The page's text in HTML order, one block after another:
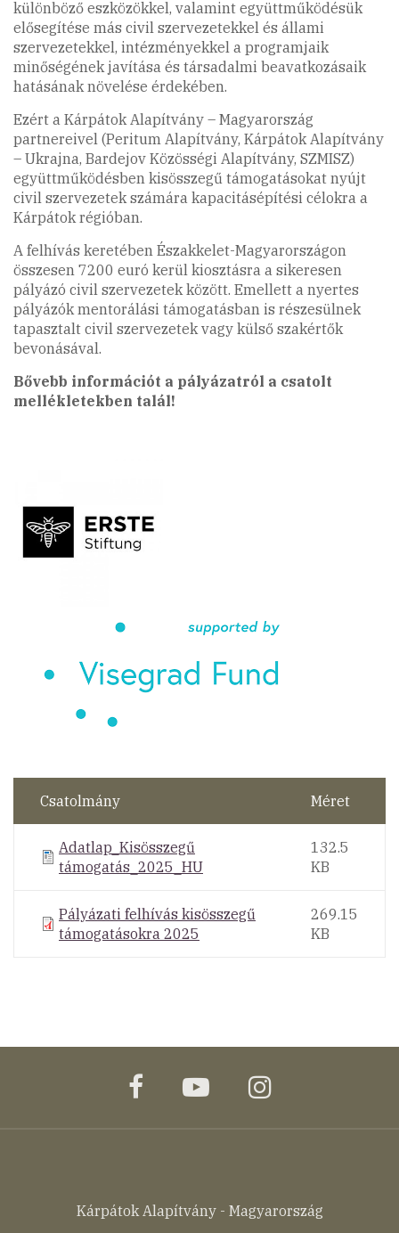
különböző eszközökkel, valamint együttműködésük
elősegítése más civil szervezetekkel és állami
szervezetekkel, intézményekkel a programjaik
minőségének javítása és társadalmi beavatkozásaik
hatásának növelése érdekében.
Ezért a Kárpátok Alapítvány – Magyarország
partnereivel (Peritum Alapítvány, Kárpátok Alapítvány
– Ukrajna, Bardejov Közösségi Alapítvány, SZMISZ)
együttműködésben kisösszegű támogatásokat nyújt
civil szervezetek számára kapacitásépítési célokra a
Kárpátok régióban.
A felhívás keretében Északkelet-Magyarországon
összesen 7200 euró kerül kiosztásra a sikeresen
pályázó civil szervezetek között. Emellett a nyertes
pályázók mentorálási támogatásban is részesülnek
tapasztalt civil szervezetek vagy külső szakértők
bevonásával.
Bővebb információt a pályázatról a csatolt
mellékletekben talál!
Csatolmány Méret
Adatlap_Kisösszegű
támogatás_2025_HU
132.5
KB
Pályázati felhívás kisösszegű
támogatásokra 2025
269.15
KB
facebookyoutubeinstagram
Kárpátok Alapítvány - Magyarország